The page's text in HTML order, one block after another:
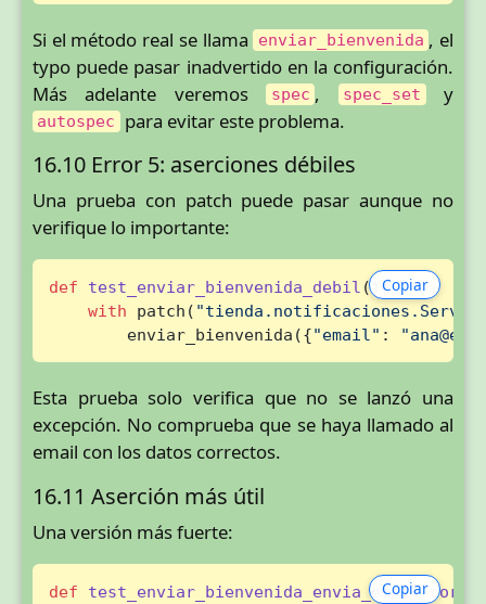
Si el método real se llama enviar_bienvenida , el
typo puede pasar inadvertido en la configuración.
Más adelante veremos spec , spec_set y
autospec para evitar este problema.
16.10 Error 5: aserciones débiles
Una prueba con patch puede pasar aunque no
verifique lo importante:
Copiar
def test_enviar_bienvenida_debil ():
with patch(
        enviar_bienvenida({
"email" :
Esta prueba solo verifica que no se lanzó una
excepción. No comprueba que se haya llamado al
email con los datos correctos.
16.11 Aserción más útil
Una versión más fuerte:
Copiar
def